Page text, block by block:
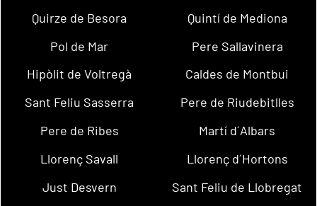
Quirze de Besora
Quintí de Mediona
Pol de Mar
Pere Sallavinera
Hipòlit de Voltregà
Caldes de Montbui
Sant Feliu Sasserra
Pere de Riudebitlles
Pere de Ribes
Martí d´Albars
Llorenç Savall
Llorenç d´Hortons
Just Desvern
Sant Feliu de Llobregat